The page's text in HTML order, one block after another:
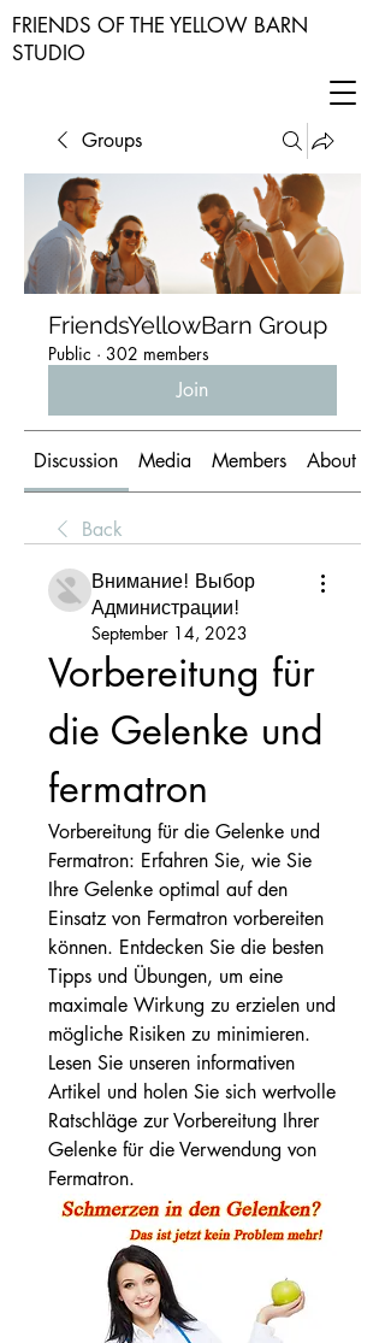
FRIENDS OF THE YELLOW BARN
STUDIO
Groups
FriendsYellowBarn Group
Public · 302 members
Join
Discussion Media Members About
Back
Внимание! Выбор
Администрации!
September 14, 2023
Vorbereitung für
die Gelenke und
fermatron
Vorbereitung für die Gelenke und
Fermatron: Erfahren Sie, wie Sie
Ihre Gelenke optimal auf den
Einsatz von Fermatron vorbereiten
können. Entdecken Sie die besten
Tipps und Übungen, um eine
maximale Wirkung zu erzielen und
mögliche Risiken zu minimieren.
Lesen Sie unseren informativen
Artikel und holen Sie sich wertvolle
Ratschläge zur Vorbereitung Ihrer
Gelenke für die Verwendung von
Fermatron.